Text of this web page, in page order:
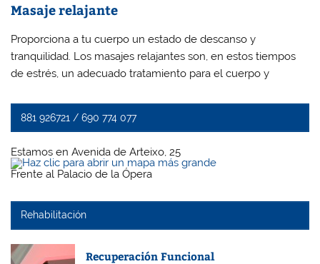
Masaje relajante
Proporciona a tu cuerpo un estado de descanso y
tranquilidad. Los masajes relajantes son, en estos tiempos
de estrés, un adecuado tratamiento para el cuerpo y
881 926721 / 690 774 077
Estamos en Avenida de Arteixo, 25
Frente al Palacio de la Ópera
Rehabilitación
Recuperación Funcional